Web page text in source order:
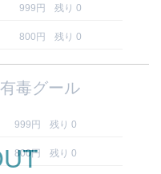
999円 残り 0
800円 残り 0
毒グール
999円 残り 0
800円 残り 0